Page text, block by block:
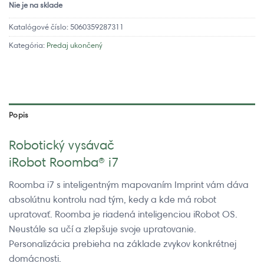
Nie je na sklade
Katalógové číslo: 5060359287311
Kategória: Predaj ukončený
Popis
Robotický vysávač
iRobot Roomba® i7
Roomba i7 s inteligentným mapovaním Imprint vám dáva
absolútnu kontrolu nad tým, kedy a kde má robot
upratovať. Roomba je riadená inteligenciou iRobot OS.
Neustále sa učí a zlepšuje svoje upratovanie.
Personalizácia prebieha na základe zvykov konkrétnej
domácnosti.